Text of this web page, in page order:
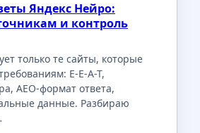
Яндекс Нейро:
и контроль
только те сайты, которые
E-E-A-T,
AEO-формат ответа,
данные. Разбираю